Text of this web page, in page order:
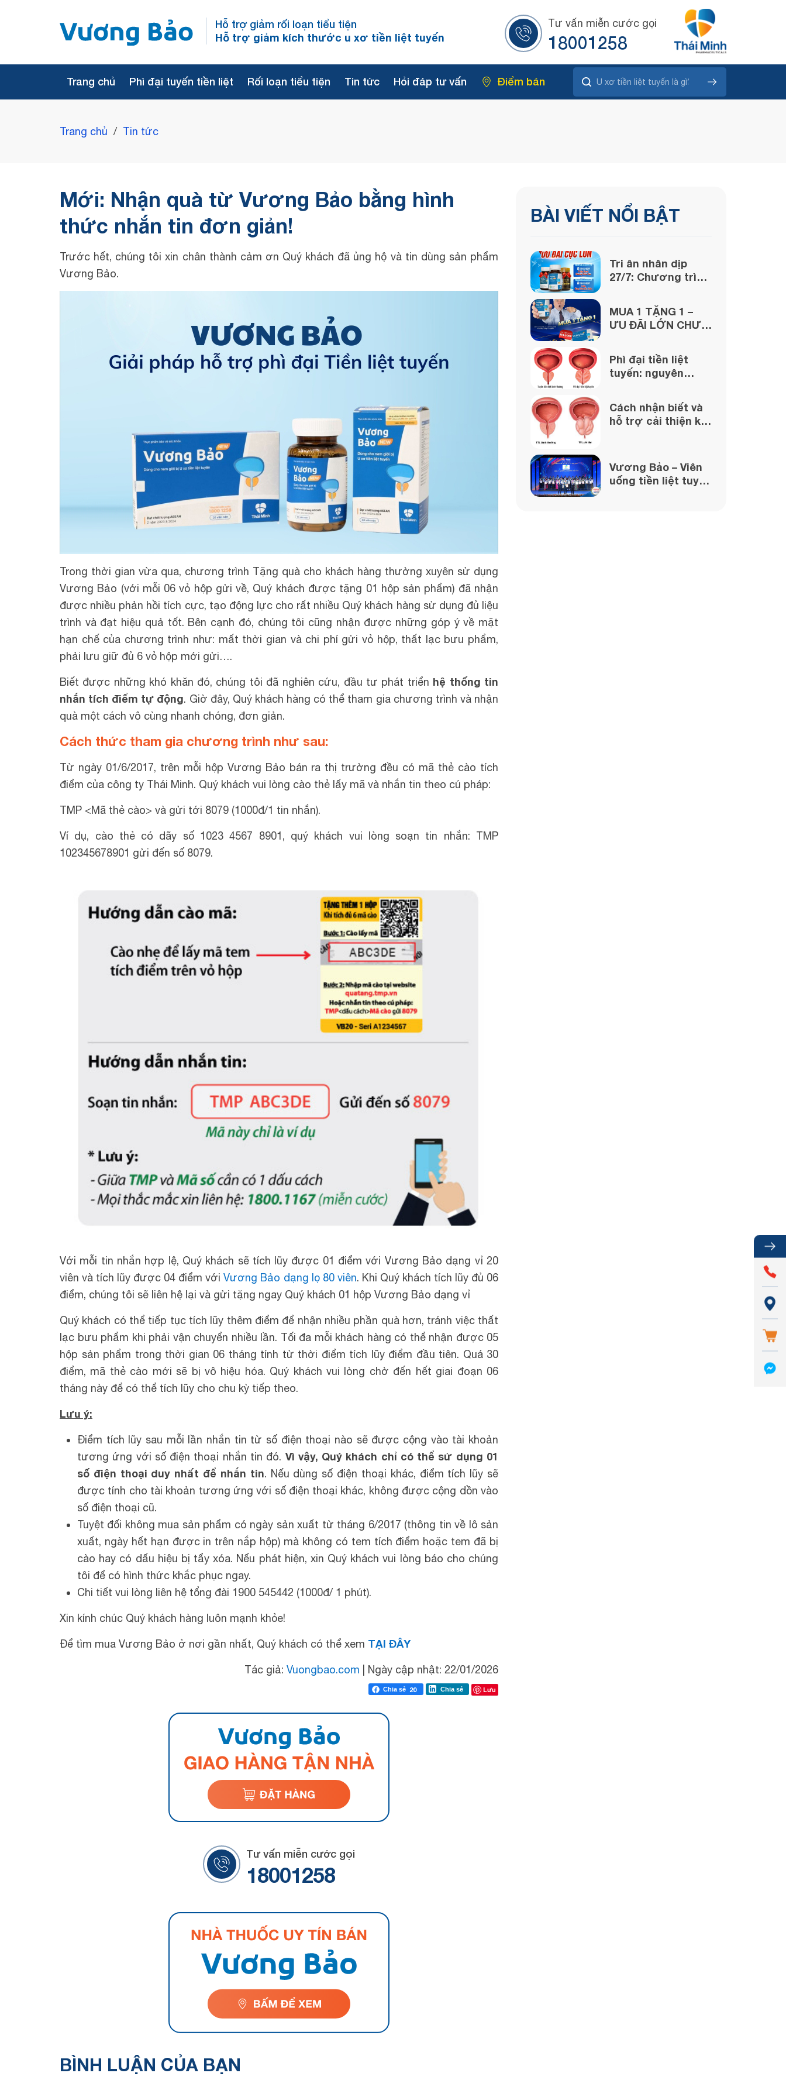
Hỗ trợ giảm rối loạn tiểu tiện
Hỗ trợ giảm kích thước u xơ tiền liệt tuyến
Tư vấn miễn cước gọi
18001258
Trang chủ Phì đại tuyến tiền liệt Rối loạn tiểu tiện Tin tức Hỏi đáp tư vấn Điểm bán
Trang chủ / Tin tức
Mới: Nhận quà từ Vương Bảo bằng hình
thức nhắn tin đơn giản!
Trước hết, chúng tôi xin chân thành cảm ơn Quý khách đã ủng hộ và tin dùng sản phẩm
Vương Bảo.
Trong thời gian vừa qua, chương trình Tặng quà cho khách hàng thường xuyên sử dụng
Vương Bảo (với mỗi 06 vỏ hộp gửi về, Quý khách được tặng 01 hộp sản phẩm) đã nhận
được nhiều phản hồi tích cực, tạo động lực cho rất nhiều Quý khách hàng sử dụng đủ liệu
trình và đạt hiệu quả tốt. Bên cạnh đó, chúng tôi cũng nhận được những góp ý về mặt
hạn chế của chương trình như: mất thời gian và chi phí gửi vỏ hộp, thất lạc bưu phẩm,
phải lưu giữ đủ 6 vỏ hộp mới gửi….
Biết được những khó khăn đó, chúng tôi đã nghiên cứu, đầu tư phát triển hệ thống tin
nhắn tích điểm tự động. Giờ đây, Quý khách hàng có thể tham gia chương trình và nhận
quà một cách vô cùng nhanh chóng, đơn giản.
Cách thức tham gia chương trình như sau:
Từ ngày 01/6/2017, trên mỗi hộp Vương Bảo bán ra thị trường đều có mã thẻ cào tích
điểm của công ty Thái Minh. Quý khách vui lòng cào thẻ lấy mã và nhắn tin theo cú pháp:
TMP <Mã thẻ cào> và gửi tới 8079 (1000đ/1 tin nhắn).
Ví dụ, cào thẻ có dãy số 1023 4567 8901, quý khách vui lòng soạn tin nhắn: TMP
102345678901 gửi đến số 8079.
Với mỗi tin nhắn hợp lệ, Quý khách sẽ tích lũy được 01 điểm với Vương Bảo dạng vỉ 20
viên và tích lũy được 04 điểm vớiVương Bảo dạng lọ 80 viên. Khi Quý khách tích lũy đủ 06
điểm, chúng tôi sẽ liên hệ lại và gửi tặng ngay Quý khách 01 hộp Vương Bảo dạng vỉ
Quý khách có thể tiếp tục tích lũy thêm điểm để nhận nhiều phần quà hơn, tránh việc thất
lạc bưu phẩm khi phải vận chuyển nhiều lần. Tối đa mỗi khách hàng có thể nhận được 05
hộp sản phẩm trong thời gian 06 tháng tính từ thời điểm tích lũy điểm đầu tiên. Quá 30
điểm, mã thẻ cào mới sẽ bị vô hiệu hóa. Quý khách vui lòng chờ đến hết giai đoạn 06
tháng này để có thể tích lũy cho chu kỳ tiếp theo.
Lưu ý:
Điểm tích lũy sau mỗi lần nhắn tin từ số điện thoại nào sẽ được cộng vào tài khoản
tương ứng với số điện thoại nhắn tin đó. Vì vậy, Quý khách chỉ có thể sử dụng 01
số điện thoại duy nhất để nhắn tin. Nếu dùng số điện thoại khác, điểm tích lũy sẽ
được tính cho tài khoản tương ứng với số điện thoại khác, không được cộng dồn vào
số điện thoại cũ.
Tuyệt đối không mua sản phẩm có ngày sản xuất từ tháng 6/2017 (thông tin về lô sản
xuất, ngày hết hạn được in trên nắp hộp) mà không có tem tích điểm hoặc tem đã bị
cào hay có dấu hiệu bị tẩy xóa. Nếu phát hiện, xin Quý khách vui lòng báo cho chúng
tôi để có hình thức khắc phục ngay.
Chi tiết vui lòng liên hệ tổng đài 1900 545442 (1000đ/ 1 phút).
Xin kính chúc Quý khách hàng luôn mạnh khỏe!
Để tìm mua Vương Bảo ở nơi gần nhất, Quý khách có thể xem TẠI ĐÂY
Tác giả: Vuongbao.com Ngày cập nhật: 22/01/2026
Chia sẻ 20 Chia sẻ Lưu
Tư vấn miễn cước gọi
18001258
BÌNH LUẬN CỦA BẠN
BÀI VIẾT NỔI BẬT
Tri ân nhân dịp
27/7: Chương trình
từ Vương Bảo!
MUA 1 TẶNG 1 –
ƯU ĐÃI LỚN CHƯA
VƯƠNG BẢO
Phì đại tiền liệt
tuyến: nguyên
và cách xử lý
Cách nhận biết và
hỗ trợ cải thiện khi
Vương Bảo – Viên
uống tiền liệt tuyến